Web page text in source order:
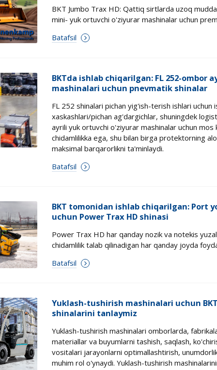
BKT Jumbo Trax HD: Qattiq sirtlarda uzoq
mini- yuk ortuvchi o'ziyurar mashinalar uchun
Batafsil
BKTda ishlab chiqarilgan: FL 252-ombor
mashinalari uchun pnevmatik shinalar
FL 252 shinalari pichan yig'ish-terish ishlari uchun
xaskashlari/pichan ag'dargichlar, shuningdek
ayrili yuk ortuvchi o'ziyurar mashinalar uchun mos
chidamlilikka ega, shu bilan birga protektorning
maksimal barqarorlikni ta'minlaydi.
Batafsil
BKT tomonidan ishlab chiqarilgan: Port
uchun Power Trax HD shinasi
Power Trax HD har qanday nozik va notekis
chidamlilik talab qilinadigan har qanday joyda
Batafsil
Yuklash-tushirish mashinalari uchun
shinalarini tanlaymiz
Yuklash-tushirish mashinalari omborlarda,
materiallar va buyumlarni tashish, saqlash,
vositalari jarayonlarni optimallashtirish,
muhim rol o'ynaydi. Yuklash-tushirish